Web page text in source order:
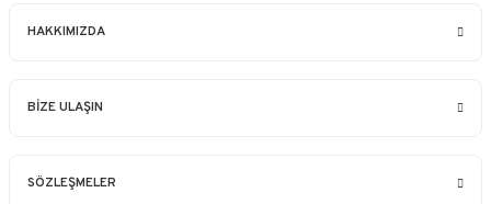
HAKKIMIZDA
BİZE ULAŞIN
SÖZLEŞMELER